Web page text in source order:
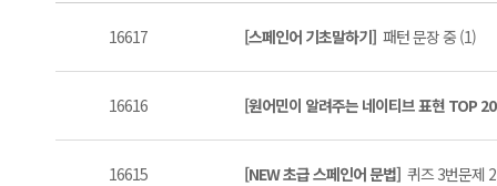
16617 [스페인어 기초말하기] 패턴 문장 중 (1)
16616 [원어민이 알려주는 네이티브 표현 TOP
16615 [NEW 초급 스페인어 문법] 퀴즈 3번문제